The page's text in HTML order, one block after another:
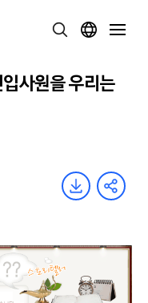
사원을 우리는